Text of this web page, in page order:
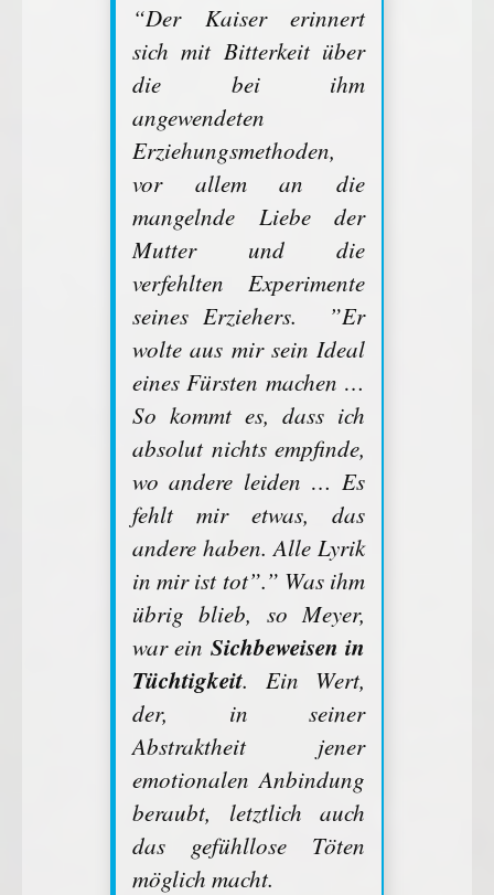
“Der Kaiser erinnert
sich mit Bitterkeit über
die bei ihm
angewendeten
Erziehungsmethoden,
vor allem an die
mangelnde Liebe der
Mutter und die
verfehlten Experimente
seines Erziehers. ”Er
wolte aus mir sein Ideal
eines Fürsten machen …
So kommt es, dass ich
absolut nichts empfinde,
wo andere leiden … Es
fehlt mir etwas, das
andere haben. Alle Lyrik
in mir ist tot”.” Was ihm
übrig blieb, so Meyer,
war ein Sichbeweisen in
Tüchtigkeit. Ein Wert,
der, in seiner
Abstraktheit jener
emotionalen Anbindung
beraubt, letztlich auch
das gefühllose Töten
möglich macht.